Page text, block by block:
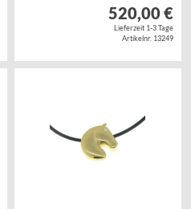
520,00 €
Lieferzeit 1-3 Tage
Artikelnr. 13249